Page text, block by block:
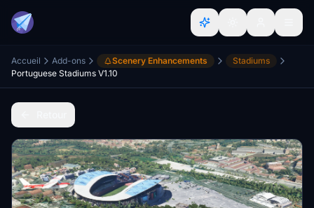
Accueil Add-ons Scenery Enhancements
Stadiums
Portuguese Stadiums V1.10